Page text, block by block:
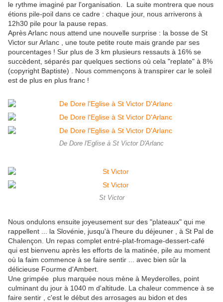
le rythme imaginé par l'organisation. La suite montrera que nous
étions pile-poil dans ce cadre : chaque jour, nous arriverons à
12h30 pile pour la pause repas.
Après Arlanc nous attend une nouvelle surprise : la bosse de St
Victor sur Arlanc , une toute petite route mais grande par ses
pourcentages ! Sur plus de 3 km plusieurs ressauts à 16% se
succèdent, séparés par quelques sections où cela "replate" à 8%
(copyright Baptiste) . Nous commençons à transpirer car le soleil
est de plus en plus franc !
De Dore l'Eglise à St Victor D'Arlanc
St Victor
Nous ondulons ensuite joyeusement sur des "plateaux" qui me
rappellent ... la Slovénie, jusqu'à l'heure du déjeuner , à St Pal de
Chalençon. Un repas complet entré-plat-fromage-dessert-café
qui est bienvenu après les efforts de la matinée, pile au moment
où la faim commence à se faire sentir ... avec bien sûr la
délicieuse Fourme d'Ambert.
Une grimpée plus marquée nous mène à Meyderolles, point
culminant du jour à 1040 m d'altitude. La chaleur commence à se
faire sentir , c'est le début des arrosages au bidon et des